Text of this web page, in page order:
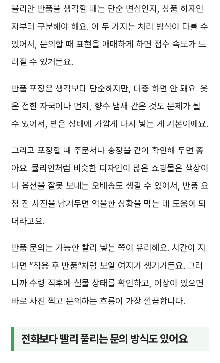
뮬리안 반품을 생각할 때는 단순 변심인지, 상품 하자인
지부터 구분해야 해요. 이 두 가지는 처리 방식이 다를 수
있어서, 문의할 때 표현을 애매하게 하면 접수 속도가 느
려질 수 있거든요.
반품 포장은 생각보다 단순하지만, 대충 하면 안 돼요. 옷
은 접힌 자국이나 먼지, 향수 냄새 같은 것도 문제가 될
수 있어서, 받은 상태에 가깝게 다시 넣는 게 기본이에요.
그리고 포장할 때 주문서나 송장을 같이 확인해 두면 좋
아요. 뮬리안처럼 비슷한 디자인이 많은 쇼핑몰은 색상이
나 옵션을 잘못 보내는 오배송도 생길 수 있어서, 반품 요
청 전 사진을 남겨두면 억울한 상황을 막는 데 도움이 되
더라고요.
반품 문의는 가능한 빨리 넣는 쪽이 유리해요. 시간이 지
나면 “착용 후 반품”처럼 보일 여지가 생기거든요. 그러
니까 수령 직후에 실물 상태를 확인하고, 이상이 있으면
바로 사진 찍고 문의하는 흐름이 가장 깔끔합니다.
전화보다 빨리 풀리는 문의 방식도 있어요